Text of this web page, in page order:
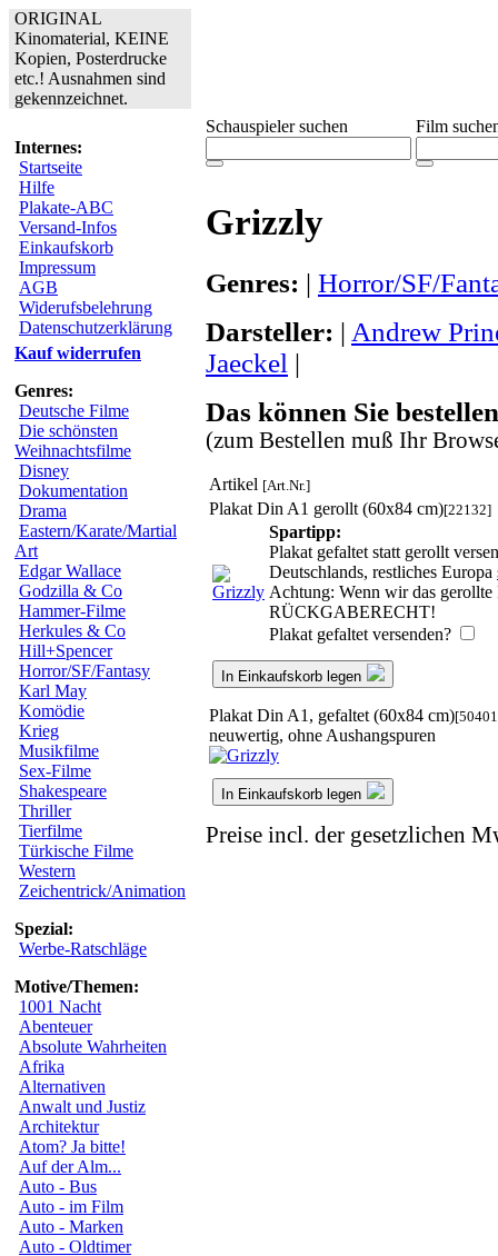
ORIGINAL
Kinomaterial, KEINE
Kopien, Posterdrucke
etc.! Ausnahmen sind
gekennzeichnet.
Internes:
Startseite
Hilfe
Plakate-ABC
Versand-Infos
Einkaufskorb
Impressum
AGB
Widerufsbelehrung
Datenschutzerklärung
Kauf widerrufen
Genres:
Deutsche Filme
Die schönsten
Weihnachtsfilme
Disney
Dokumentation
Drama
Eastern/Karate/Martial
Art
Edgar Wallace
Godzilla & Co
Hammer-Filme
Herkules & Co
Hill+Spencer
Horror/SF/Fantasy
Karl May
Komödie
Krieg
Musikfilme
Sex-Filme
Shakespeare
Thriller
Tierfilme
Türkische Filme
Western
Zeichentrick/Animation
Spezial:
Werbe-Ratschläge
Motive/Themen:
1001 Nacht
Abenteuer
Absolute Wahrheiten
Afrika
Alternativen
Anwalt und Justiz
Architektur
Atom? Ja bitte!
Auf der Alm...
Auto - Bus
Auto - im Film
Auto - Marken
Auto - Oldtimer
Schauspieler suchen Film
Grizzly
Genres: | Horror/SF/
Darsteller: | Andrew
Jaeckel |
Das können Sie
(zum Bestellen muß Ihr
Artikel [Art.Nr.]
Plakat Din A1 gerollt (60x84 cm)[22132]
Spartipp:
Plakat gefaltet statt gerollt
Deutschlands, restliches Europa
Achtung: Wenn wir das
RÜCKGABERECHT!
Plakat gefaltet versenden?
In Einkaufskorb legen
Plakat Din A1, gefaltet (60x84 cm)
neuwertig, ohne Aushangspuren
In Einkaufskorb legen
Preise incl. der gesetzlichen